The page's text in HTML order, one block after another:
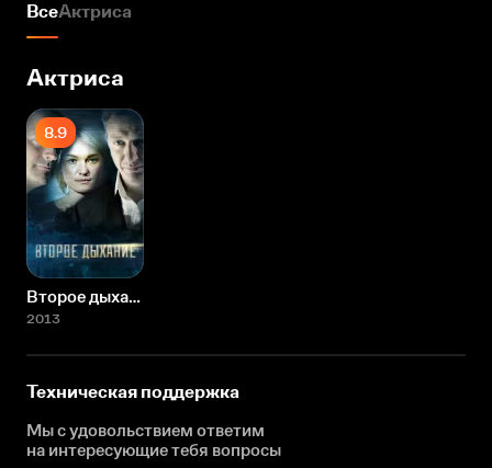
ВсеАктриса
Актриса
8.9
Второе дыхание
2013
Техническая поддержка
Мы с удовольствием ответим
на интересующиетебя вопросы